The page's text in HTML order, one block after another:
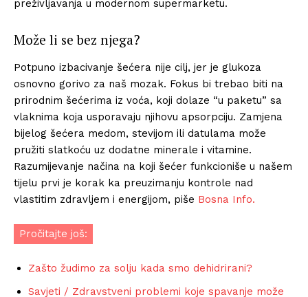
preživljavanja u modernom supermarketu.
Može li se bez njega?
Potpuno izbacivanje šećera nije cilj, jer je glukoza
osnovno gorivo za naš mozak. Fokus bi trebao biti na
prirodnim šećerima iz voća, koji dolaze “u paketu” sa
vlaknima koja usporavaju njihovu apsorpciju. Zamjena
bijelog šećera medom, stevijom ili datulama može
pružiti slatkoću uz dodatne minerale i vitamine.
Razumijevanje načina na koji šećer funkcioniše u našem
tijelu prvi je korak ka preuzimanju kontrole nad
vlastitim zdravljem i energijom, piše Bosna Info.
Pročitajte još:
Zašto žudimo za solju kada smo dehidrirani?
Savjeti / Zdravstveni problemi koje spavanje može